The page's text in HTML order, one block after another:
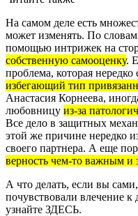
На самом деле есть
может изменять. По
помощью интрижек на
собственную самооценку.
проблема, которая
избегающий тип
Анастасия Корнеева,
любовницу из-за
Все дело в защитных
этой же причине нередко
своего партнера. А еще
верность чем-то важным и
А что делать, если вы
почувствовали влечение
узнайте ЗДЕСЬ.